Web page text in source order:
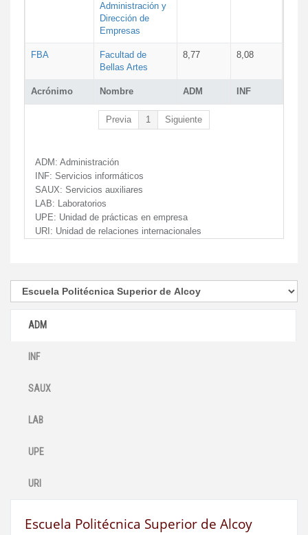
Acrónimo Nombre ADM INF
Administración y
Dirección de
Empresas
FBA
Facultad de
Bellas Artes
8,77 8,08
Previa 1 Siguiente
ADM: Administración
INF: Servicios informáticos
SAUX: Servicios auxiliares
LAB: Laboratorios
UPE: Unidad de prácticas en empresa
URI: Unidad de relaciones internacionales
ADM
INF
SAUX
LAB
UPE
URI
Escuela Politécnica Superior de Alcoy